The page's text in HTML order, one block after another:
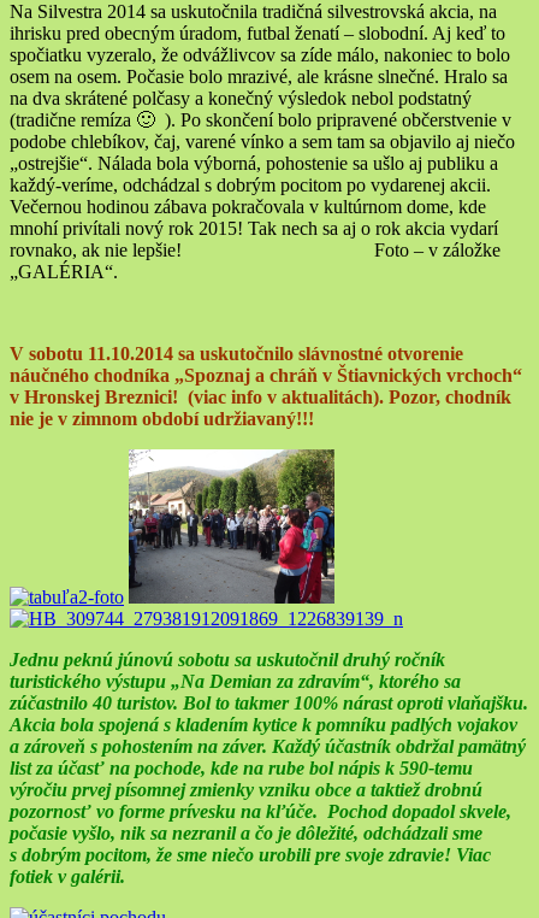
Na Silvestra 2014 sa uskutočnila tradičná silvestrovská akcia, na
ihrisku pred obecným úradom, futbal ženatí – slobodní. Aj keď to
spočiatku vyzeralo, že odvážlivcov sa zíde málo, nakoniec to bolo
osem na osem. Počasie bolo mrazivé, ale krásne slnečné. Hralo sa
na dva skrátené polčasy a konečný výsledok nebol podstatný
(tradične remíza 🙂 ). Po skončení bolo pripravené občerstvenie v
podobe chlebíkov, čaj, varené vínko a sem tam sa objavilo aj niečo
„ostrejšie“. Nálada bola výborná, pohostenie sa ušlo aj publiku a
každý-veríme, odchádzal s dobrým pocitom po vydarenej akcii.
Večernou hodinou zábava pokračovala v kultúrnom dome, kde
mnohí privítali nový rok 2015! Tak nech sa aj o rok akcia vydarí
rovnako, ak nie lepšie! Foto – v záložke
„GALÉRIA“.
V sobotu 11.10.2014 sa uskutočnilo slávnostné otvorenie
náučného chodníka „Spoznaj a chráň v Štiavnických vrchoch“
v Hronskej Breznici! (viac info v aktualitách). Pozor, chodník
nie je v zimnom období udržiavaný!!!
Jednu peknú júnovú sobotu sa uskutočnil druhý ročník
turistického výstupu „Na Demian za zdravím“, ktorého sa
zúčastnilo 40 turistov. Bol to takmer 100% nárast oproti vlaňajšku.
Akcia bola spojená s kladením kytice k pomníku padlých vojakov
a zároveň s pohostením na záver. Každý účastník obdržal pamätný
list za účasť na pochode, kde na rube bol nápis k 590-temu
výročiu prvej písomnej zmienky vzniku obce a taktiež drobnú
pozornosť vo forme prívesku na kľúče. Pochod dopadol skvele,
počasie vyšlo, nik sa nezranil a čo je dôležité, odchádzali sme
s dobrým pocitom, že sme niečo urobili pre svoje zdravie! Viac
fotiek v galérii.